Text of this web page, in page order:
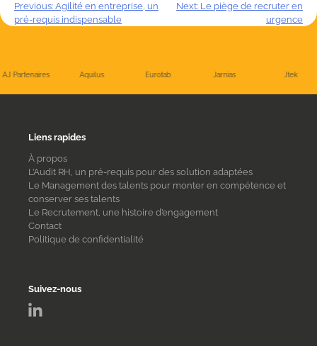
Navigation
de
Previous: Agilité en entreprise, un
pré-requis indispensable
Next: Le piège de recruter en
urgence
AJ Partenaires Aquilus Eurotab Jarnias Jtek
Liens rapides
À propos
L’Audit RH, un pré-requis pour des solution adaptées
Le Management des talents pour monter en compétence et
conserver ses talents
Le Recrutement, une histoire d’engagement
Contact
Politique de confidentialité
Suivez-nous